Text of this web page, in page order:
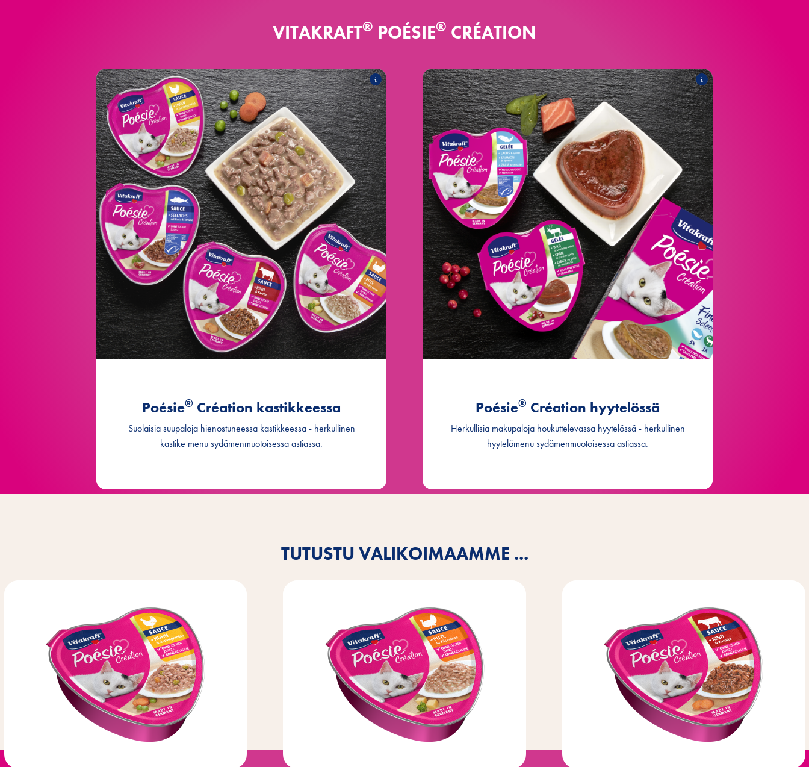
VITAKRAFT® POÉSIE® CRÉATION
Poésie® Création kastikkeessa
Suolaisia suupaloja hienostuneessa kastikkeessa - herkullinen
kastike menu sydämenmuotoisessa astiassa.
Poésie
®
Création kastikkeessa
Valikoimaan kuuluvat seuraavat tuotteet:
Poésie
®
Création kanan ja puutarhavihannesten kanssa.
Poésie
®
Création kalkkunan kanssa juustokastikkeessa.
Poésie
®
Création naudanlihan ja porkkanan kanssa.
Poésie
®
Création, jossa on lohta, pastaa ja tomaattia.
Poésie
®
Création vasikanlihaa juustokastikkeessa
Poésie
®
Création kanan ja kalkkunan kanssa
Poésie
®
Création monipakkaus, jossa on kanaa, kalkkunaa
ja naudanlihaa.
Poésie® Création hyytelössä
Herkullisia makupaloja houkuttelevassa hyytelössä - herkullinen
hyytelömenu sydämenmuotoisessa astiassa.
Poésie
®
Création hyytelössä
Valikoimaan kuuluvat seuraavat tuotteet:
Poésie
Création lohen ja pinaatin kanssa.
Poésie
Création riistan kanssa karpalohyytelössä.
Poésie
Création monipakkaus, jossa on lohi- ja
riistamakuja.
TUTUSTU VALIKOIMAAMME ...